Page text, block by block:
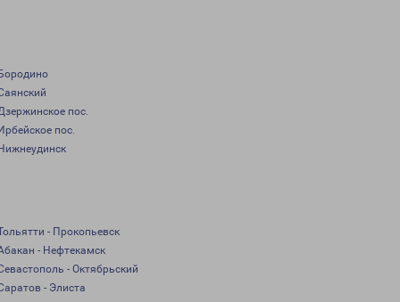
пос.
пос.
- Прокопьевск
- Нефтекамск
- Октябрьский
- Элиста